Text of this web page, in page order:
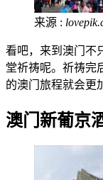
来源 :
看吧，来到澳门不
堂祈祷呢。祈祷完
的澳门旅程就会更
澳门新葡京